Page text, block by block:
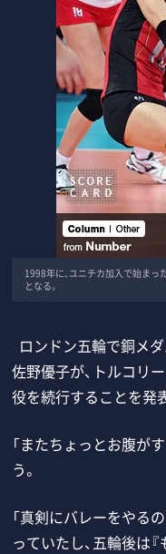
1998年に、ユニチカ加入で始ま
となる。
ロンドン五輪で銅メ
佐野優子が、トルコリ
役を続行することを発
「またちょっとお腹が
う。
「真剣にバレーをやる
っていたし、五輪後は